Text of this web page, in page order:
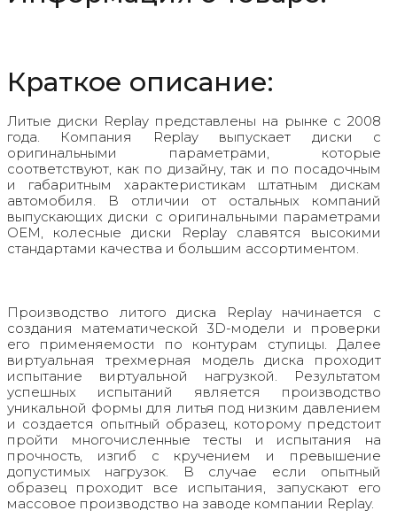
Краткое описание:
Литые диски Replay представлены на рынке с 2008
года. Компания Replay выпускает диски с
оригинальными параметрами, которые
соответствуют, как по дизайну, так и по посадочным
и габаритным характеристикам штатным дискам
автомобиля. В отличии от остальных компаний
выпускающих диски с оригинальными параметрами
OEM, колесные диски Replay славятся высокими
стандартами качества и большим ассортиментом.
Производство литого диска Replay начинается с
создания математической 3D-модели и проверки
его применяемости по контурам ступицы. Далее
виртуальная трехмерная модель диска проходит
испытание виртуальной нагрузкой. Результатом
успешных испытаний является производство
уникальной формы для литья под низким давлением
и создается опытный образец, которому предстоит
пройти многочисленные тесты и испытания на
прочность, изгиб с кручением и превышение
допустимых нагрузок. В случае если опытный
образец проходит все испытания, запускают его
массовое производство на заводе компании Replay.